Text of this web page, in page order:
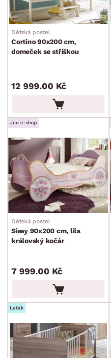
Dětská postel
Cortino 90x200 cm,
domeček se stříškou
12 999.00 Kč
Jen e-shop
Dětská postel
Sissy 90x200 cm, lila
královský kočár
7 999.00 Kč
Leták